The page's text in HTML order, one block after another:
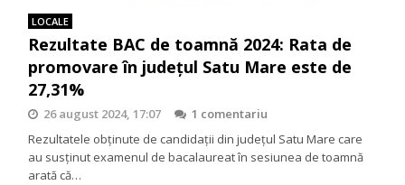
LOCALE
Rezultate BAC de toamnă 2024: Rata de
promovare în județul Satu Mare este de
27,31%
26 august 2024, 17:07
1 comentariu
Rezultatele obținute de candidații din județul Satu Mare care
au susținut examenul de bacalaureat în sesiunea de toamnă
arată că…